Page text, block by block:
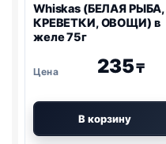
Whiskas (БЕЛАЯ РЫБА,
КРЕВЕТКИ, ОВОЩИ) в
желе 75г
235₸
В корзину